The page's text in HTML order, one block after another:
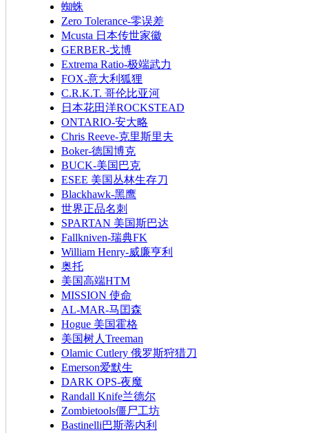
蜘蛛
Zero Tolerance-零误差
Mcusta 日本传世家徽
GERBER-戈博
Extrema Ratio-极端武力
FOX-意大利狐狸
C.R.K.T. 哥伦比亚河
日本花田洋ROCKSTEAD
ONTARIO-安大略
Chris Reeve-克里斯里夫
Boker-德国博克
BUCK-美国巴克
ESEE 美国丛林生存刀
Blackhawk-黑鹰
世界正品名刺
SPARTAN 美国斯巴达
Fallkniven-瑞典FK
William Henry-威廉亨利
奥托
美国高端HTM
MISSION 使命
AL-MAR-马囯森
Hogue 美国霍格
美国树人Treeman
Olamic Cutlery 俄罗斯狩猎刀
Emerson爱默生
DARK OPS-夜魔
Randall Knife兰德尔
Zombietools僵尸工坊
Bastinelli巴斯蒂内利